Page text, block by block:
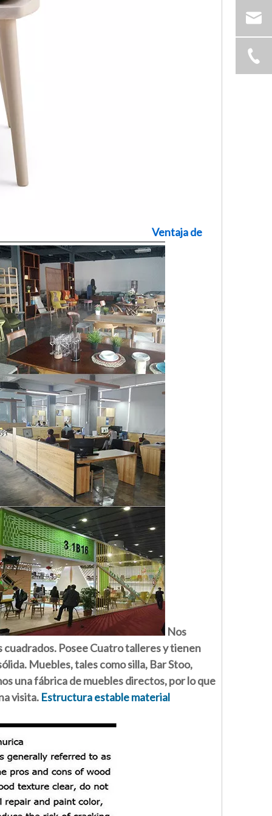
Ventaja de
Nos
Posee Cuatro talleres y tienen
Muebles, tales como silla, Bar Stoo,
una fábrica de muebles directos, por lo que
visita. Estructura estable material